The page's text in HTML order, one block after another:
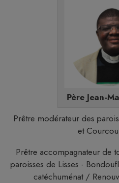
Père Jean-
Prêtre modérateur des
et
Prêtre accompagnateur de
paroisses de Lisses -
catéchuménat /